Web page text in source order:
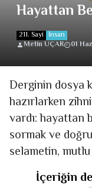
Hayattan
211. Sayi İnsan
Metin UÇAR
01
Derginin dosya
hazırlarken
vardı: hayattan
sormak ve
selametin,
beraberinde
İçeriğin